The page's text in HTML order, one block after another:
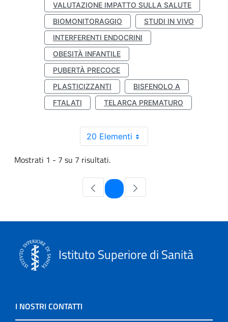
VALUTAZIONE IMPATTO SULLA SALUTE
BIOMONITORAGGIO
STUDI IN VIVO
INTERFERENTI ENDOCRINI
OBESITÀ INFANTILE
PUBERTÀ PRECOCE
PLASTICIZZANTI
BISFENOLO A
FTALATI
TELARCA PREMATURO
20 Elementi
Mostrati 1 - 7 su 7 risultati.
Pagina
Istituto Superiore di Sanità
I NOSTRI CONTATTI